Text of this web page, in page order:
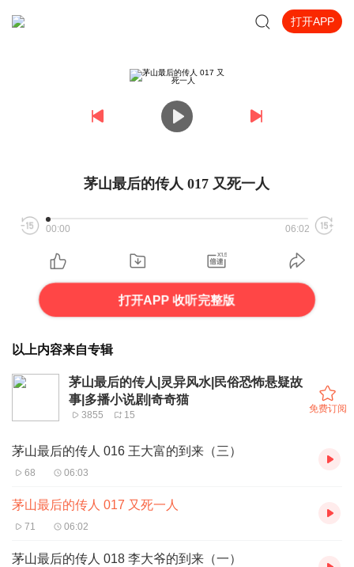
打开APP
茅山最后的传人 017 又死一人
00:00 06:02
打开APP 收听完整版
以上内容来自专辑
茅山最后的传人|灵异风水|民俗恐怖悬疑故
事|多播小说剧|奇奇猫
3855 15
免费订阅
茅山最后的传人 016 王大富的到来（三）
68 06:03
茅山最后的传人 017 又死一人
71 06:02
茅山最后的传人 018 李大爷的到来（一）